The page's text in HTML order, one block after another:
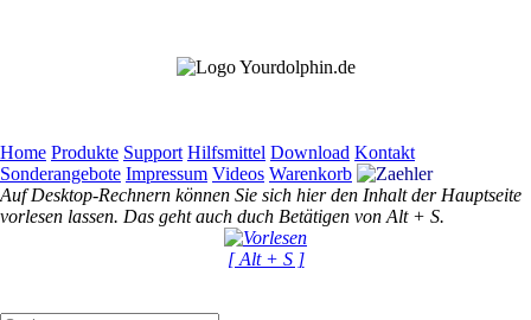
Home Produkte Support Hilfsmittel Download Kontakt
Sonderangebote Impressum Videos Warenkorb
Auf Desktop-Rechnern können Sie sich hier den Inhalt der Hauptseite
vorlesen lassen. Das geht auch duch Betätigen von Alt + S.
[ Alt + S ]